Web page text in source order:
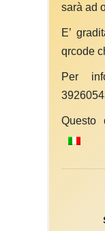
sarà ad
E’
qrcode
Per
Questo